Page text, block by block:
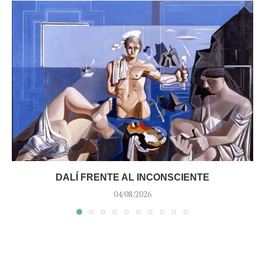
DALÍ FRENTE AL INCONSCIENTE
04/08/2026